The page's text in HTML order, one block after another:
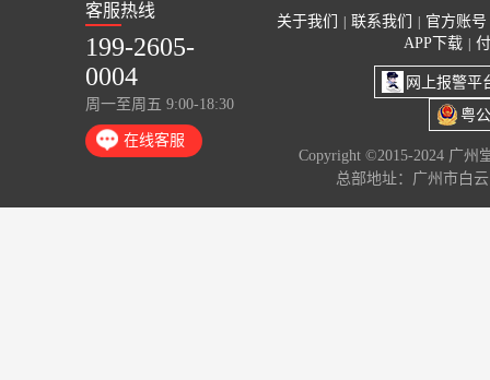
客服热线
199-2605-
0004
周一至周五 9:00-18:30
在线客服
关于我们 联系我们
官方账号
APP下载
网上报警平
粤
Copyright ©2015-2024 广州
总部地址：广州市白